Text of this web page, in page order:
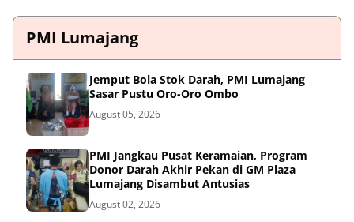
PMI Lumajang
Jemput Bola Stok Darah, PMI Lumajang
Sasar Pustu Oro-Oro Ombo
August 05, 2026
PMI Jangkau Pusat Keramaian, Program
Donor Darah Akhir Pekan di GM Plaza
Lumajang Disambut Antusias
August 02, 2026